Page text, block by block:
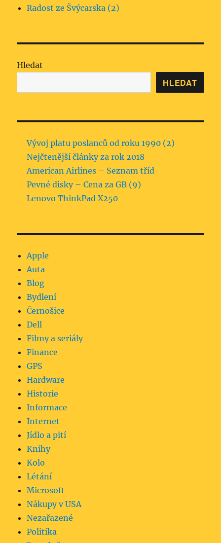
Radost ze Švýcarska (2)
Hledat
HLEDAT
Vývoj platu poslanců od roku 1990 (2)
Nejčtenější články za rok 2018
American Airlines – Seznam tříd
Pevné disky – Cena za GB (9)
Lenovo ThinkPad X250
Apple
Auta
Blog
Bydlení
Černošice
Dell
Filmy a seriály
Finance
GPS
Hardware
Historie
Informace
Internet
Jídlo a pití
Knihy
Kolo
Létání
Microsoft
Nákupy v USA
Nezařazené
Politika